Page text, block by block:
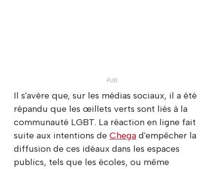
Il s'avère que, sur les médias sociaux, il a été
répandu que les œillets verts sont liés à la
communauté LGBT. La réaction en ligne fait
suite aux intentions de Chega d'empêcher la
diffusion de ces idéaux dans les espaces
publics, tels que les écoles, ou même